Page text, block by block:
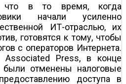
что в то время, когда
начали усиленно
ИТ-отраслью, их
готовятся к тому, чтобы
с операторов Интернета.
Press, в конце
отменены налоговые
доступа в